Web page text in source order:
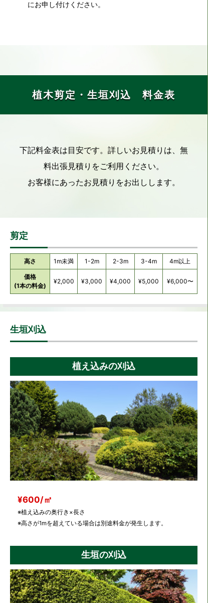
にお申し付けください。
植木剪定・生垣刈込 料金表
下記料金表は目安です。詳しいお見積りは、無
料出張見積りをご利用ください。
お客様にあったお見積りをお出しします。
剪定
高さ 1m未満 1-2m 2-3m 3-4m 4m以上
価格
(1本の料金)
¥2,000 ¥3,000 ¥4,000 ¥5,000 ¥6,000〜
生垣刈込
植え込みの刈込
¥600/㎡
※植え込みの奥行き×長さ
※高さが1mを超えている場合は別途料金が発生します。
生垣の刈込